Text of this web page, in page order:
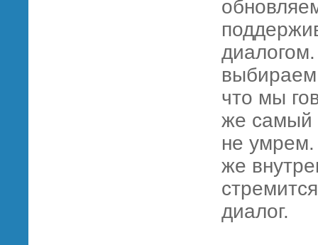
выбираем
что мы
же самый
не
же
диалог.